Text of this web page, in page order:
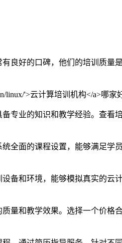
良好的口碑，他们的培训质量
专业的知识和教学经验。查看
统全面的课程设置，能够满足学
备和环境，能够模拟真实的云
量和教学效果。选择一个价格